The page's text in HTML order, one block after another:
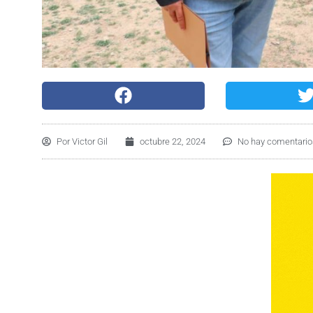
Por Victor Gil octubre 22, 2024 No hay